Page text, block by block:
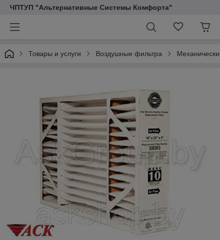
ЧПТУП "Альтернативные Системы Комфорта"
Товары и услуги Воздушные фильтра